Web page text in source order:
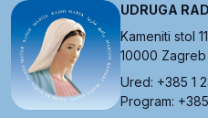
UDRUGA
Kameniti stol 11
10000 Zagreb
Ured: +385 1
Program: